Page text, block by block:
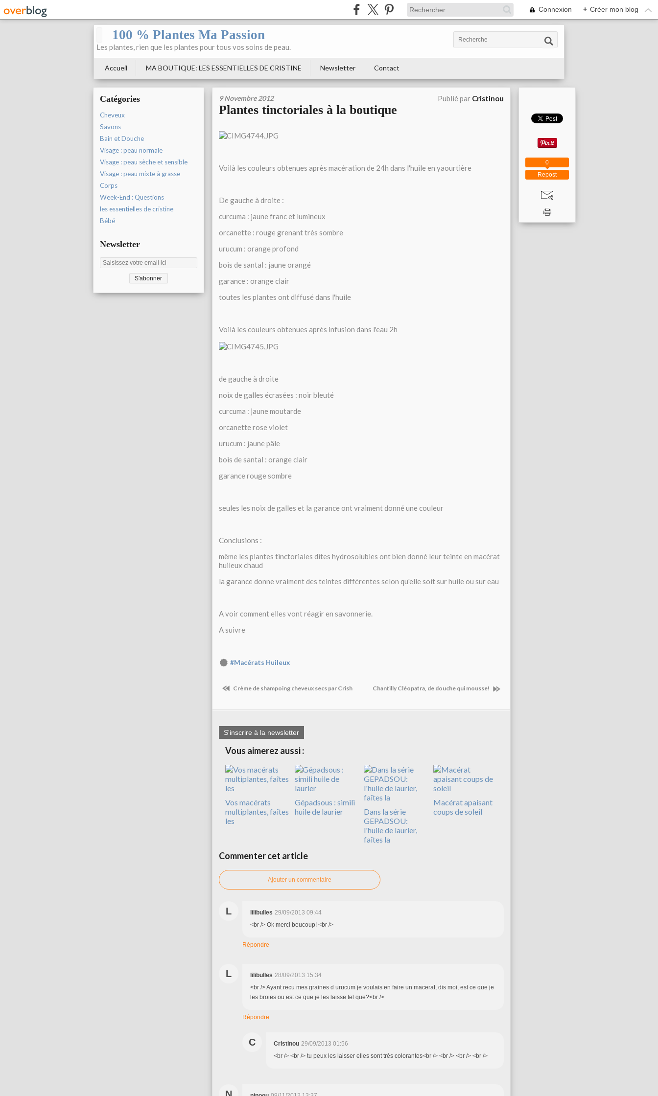
Connexion + Créer mon blog
100 % Plantes Ma Passion
Les plantes, rien que les plantes pour tous vos soins de peau.
Accueil MA BOUTIQUE: LES ESSENTIELLES DE CRISTINE Newsletter Contact
Catégories
Cheveux
Savons
Bain et Douche
Visage : peau normale
Visage : peau sèche et sensible
Visage : peau mixte à grasse
Corps
Week-End : Questions
les essentielles de cristine
Bébé
Newsletter
9 Novembre 2012 Publié par Cristinou
Plantes tinctoriales à la boutique
Voilà les couleurs obtenues après macération de 24h dans l'huile en yaourtière
De gauche à droite :
curcuma : jaune franc et lumineux
orcanette : rouge grenant très sombre
urucum : orange profond
bois de santal : jaune orangé
garance : orange clair
toutes les plantes ont diffusé dans l'huile
Voilà les couleurs obtenues après infusion dans l'eau 2h
de gauche à droite
noix de galles écrasées : noir bleuté
curcuma : jaune moutarde
orcanette rose violet
urucum : jaune pâle
bois de santal : orange clair
garance rouge sombre
seules les noix de galles et la garance ont vraiment donné une couleur
Conclusions :
même les plantes tinctoriales dites hydrosolubles ont bien donné leur teinte en macérat
huileux chaud
la garance donne vraiment des teintes différentes selon qu'elle soit sur huile ou sur eau
A voir comment elles vont réagir en savonnerie.
A suivre
#Macérats Huileux
Crème de shampoing cheveux secs par Crish Chantilly Cléopatra, de douche qui mousse!
S'inscrire à la newsletter
Vous aimerez aussi :
Vos macérats
multiplantes, faîtes
les
Gépadsous : simili
huile de laurier
Dans la série
GEPADSOU:
l'huile de laurier,
faîtes la
Macérat apaisant
coups de soleil
Commenter cet article
Ajouter un commentaire
L lilibulles 29/09/2013 09:44
<br /> Ok merci beucoup! <br />
Répondre
L lilibulles 28/09/2013 15:34
<br /> Ayant recu mes graines d urucum je voulais en faire un macerat, dis moi, est ce que je
les broies ou est ce que je les laisse tel que?<br />
Répondre
C Cristinou 29/09/2013 01:56
<br /> <br /> tu peux les laisser elles sont très colorantes<br /> <br /> <br /> <br />
Repost
0